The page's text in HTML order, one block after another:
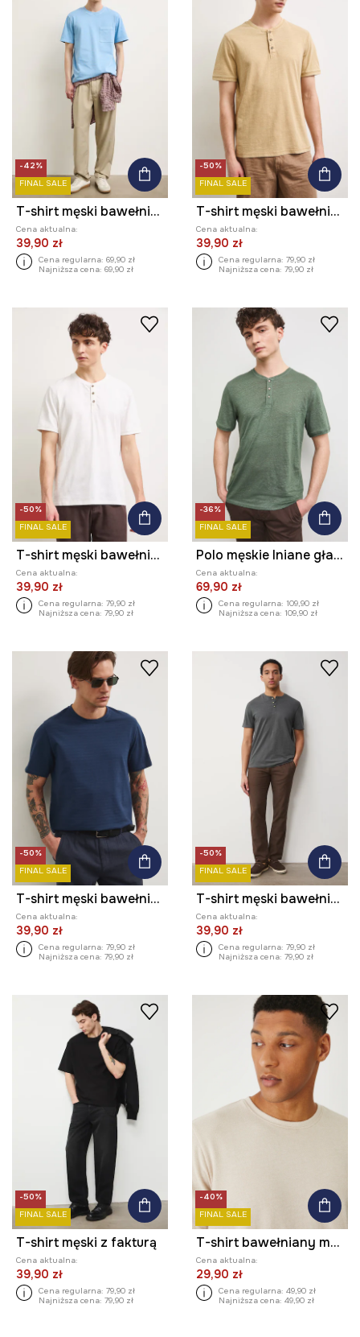
-42%
FINAL SALE
T-shirt męski bawełniany
Cena aktualna:
39,90 zł
Cena regularna: 69,90 zł
Najniższa cena: 69,90 zł
-50%
FINAL SALE
T-shirt męski bawełniany z efektem sprania
Cena aktualna:
39,90 zł
Cena regularna: 79,90 zł
Najniższa cena: 79,90 zł
-50%
FINAL SALE
T-shirt męski bawełniany z efektem sprania
Cena aktualna:
39,90 zł
Cena regularna: 79,90 zł
Najniższa cena: 79,90 zł
-36%
FINAL SALE
Polo męskie lniane gładkie
Cena aktualna:
69,90 zł
Cena regularna: 109,90 zł
Najniższa cena: 109,90 zł
-50%
FINAL SALE
T-shirt męski bawełniany
Cena aktualna:
39,90 zł
Cena regularna: 79,90 zł
Najniższa cena: 79,90 zł
-50%
FINAL SALE
T-shirt męski bawełniany
Cena aktualna:
39,90 zł
Cena regularna: 79,90 zł
Najniższa cena: 79,90 zł
-50%
FINAL SALE
T-shirt męski z fakturą
Cena aktualna:
39,90 zł
Cena regularna: 79,90 zł
Najniższa cena: 79,90 zł
-40%
FINAL SALE
T-shirt bawełniany męski z fakturą kolor beżowy
Cena aktualna:
29,90 zł
Cena regularna: 49,90 zł
Najniższa cena: 49,90 zł